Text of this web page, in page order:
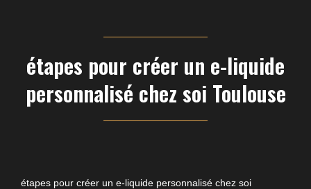
étapes pour créer un e-liquide
personnalisé chez soi Toulouse
étapes pour créer un e-liquide personnalisé chez soi